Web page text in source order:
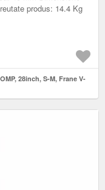
produs: 14.4 Kg
28inch, S-M, Frane V-